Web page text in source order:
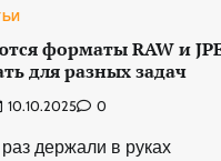
форматы RAW и
для разных задач
10.10.2025 0
держали в руках